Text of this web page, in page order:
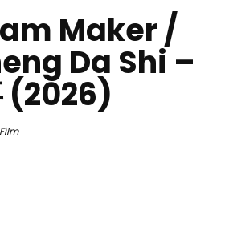
Maker /
Da Shi –
(2026)